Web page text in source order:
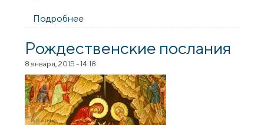
Подробнее
и всё-таки помнить о церковности
Рождественские послания
8 января, 2015 - 14:18